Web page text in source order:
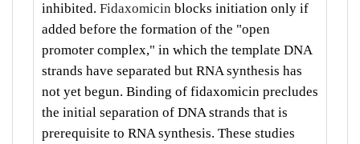
inhibited. Fidaxomicin blocks initiation only if
added before the formation of the "open
promoter complex," in which the template DNA
strands have separated but RNA synthesis has
not yet begun. Binding of fidaxomicin precludes
the initial separation of DNA strands that is
prerequisite to RNA synthesis. These studies